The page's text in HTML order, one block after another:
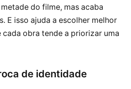
do filme, mas acaba
E isso ajuda a escolher melhor
cada obra tende a priorizar uma
de identidade